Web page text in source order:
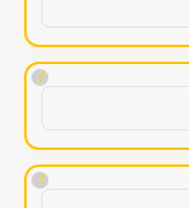
!
!